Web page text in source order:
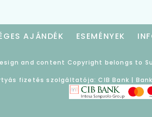
AJÁNDÉK ESEMÉNYEK
and content Copyright belongs to
fizetés szolgáltatója: CIB Bank |